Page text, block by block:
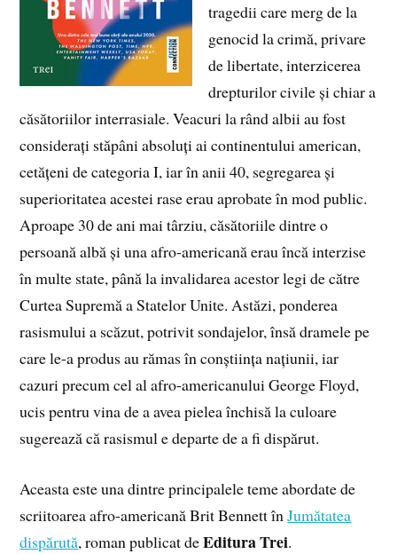
tragedii care merg de la
genocid la crimă, privare
de libertate, interzicerea
drepturilor civile și chiar a
căsătoriilor interrasiale. Veacuri la rând albii au fost
considerați stăpâni absoluți ai continentului american,
cetățeni de categoria I, iar în anii 40, segregarea și
superioritatea acestei rase erau aprobate în mod public.
Aproape 30 de ani mai târziu, căsătoriile dintre o
persoană albă și una afro-americană erau încă interzise
în multe state, până la invalidarea acestor legi de către
Curtea Supremă a Statelor Unite. Astăzi, ponderea
rasismului a scăzut, potrivit sondajelor, însă dramele pe
care le-a produs au rămas în conștiința națiunii, iar
cazuri precum cel al afro-americanului George Floyd,
ucis pentru vina de a avea pielea închisă la culoare
sugerează că rasismul e departe de a fi dispărut.
Aceasta este una dintre principalele teme abordate de
scriitoarea afro-americană Brit Bennett înJumătatea
dispărută, roman publicat deEditura Trei.